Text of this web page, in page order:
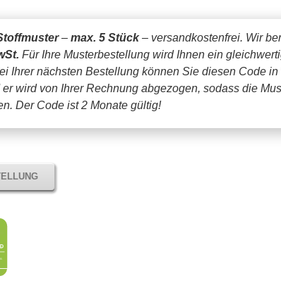
– max. 5 Stück– versandkostenfrei. Wir
Für Ihre Musterbestellung wird Ihnen ein
Ihrer nächsten Bestellung können Sie diesen Code in
wird von Ihrer Rechnung abgezogen, sodass die
Der Code ist 2 Monate gültig!